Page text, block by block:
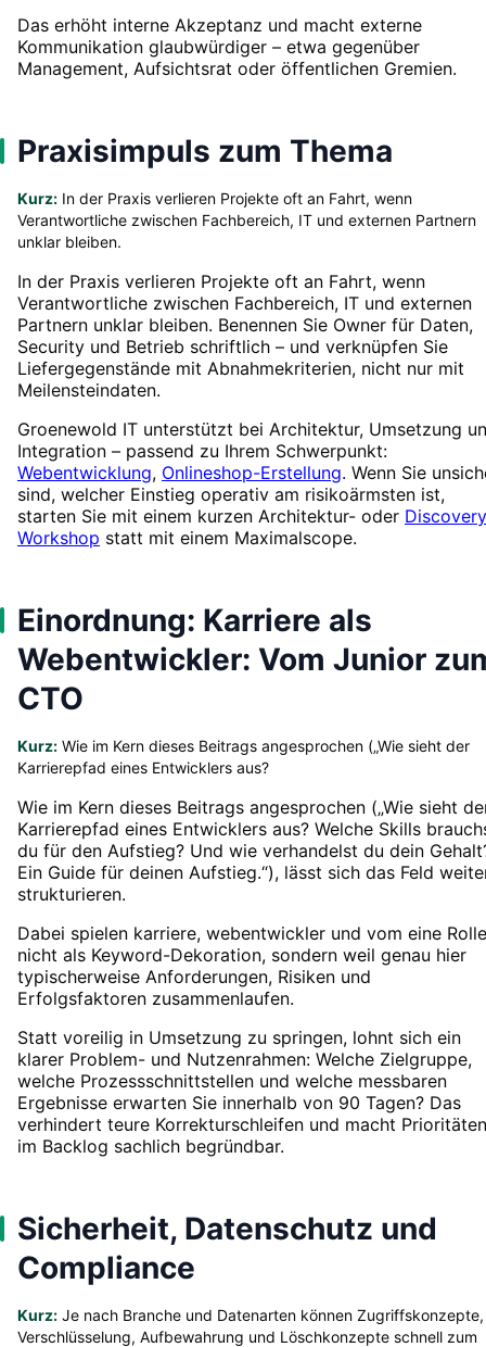
Das erhöht interne Akzeptanz und macht externe
Kommunikation glaubwürdiger – etwa gegenüber
Management, Aufsichtsrat oder öffentlichen Gremien.
Praxisimpuls zum Thema
Kurz: In der Praxis verlieren Projekte oft an Fahrt, wenn
Verantwortliche zwischen Fachbereich, IT und externen Partnern
unklar bleiben.
In der Praxis verlieren Projekte oft an Fahrt, wenn
Verantwortliche zwischen Fachbereich, IT und externen
Partnern unklar bleiben. Benennen Sie Owner für Daten,
Security und Betrieb schriftlich – und verknüpfen Sie
Liefergegenstände mit Abnahmekriterien, nicht nur mit
Meilensteindaten.
Groenewold IT unterstützt bei Architektur, Umsetzung
Integration – passend zu Ihrem Schwerpunkt:
Webentwicklung, Onlineshop-Erstellung. Wenn Sie
sind, welcher Einstieg operativ am risikoärmsten ist,
starten Sie mit einem kurzen Architektur- oder
Workshop statt mit einem Maximalscope.
Einordnung: Karriere als
Webentwickler: Vom Junior
CTO
Kurz: Wie im Kern dieses Beitrags angesprochen („Wie sieht der
Karrierepfad eines Entwicklers aus?
Wie im Kern dieses Beitrags angesprochen („Wie sieht
Karrierepfad eines Entwicklers aus? Welche Skills
du für den Aufstieg? Und wie verhandelst du dein
Ein Guide für deinen Aufstieg.“), lässt sich das Feld
strukturieren.
Dabei spielen karriere, webentwickler und vom eine
nicht als Keyword-Dekoration, sondern weil genau hier
typischerweise Anforderungen, Risiken und
Erfolgsfaktoren zusammenlaufen.
Statt voreilig in Umsetzung zu springen, lohnt sich ein
klarer Problem- und Nutzenrahmen: Welche Zielgruppe,
welche Prozessschnittstellen und welche messbaren
Ergebnisse erwarten Sie innerhalb von 90 Tagen? Das
verhindert teure Korrekturschleifen und macht Prioritäten
im Backlog sachlich begründbar.
Sicherheit, Datenschutz und
Compliance
Kurz: Je nach Branche und Datenarten können Zugriffskonzepte,
Verschlüsselung, Aufbewahrung und Löschkonzepte schnell zum